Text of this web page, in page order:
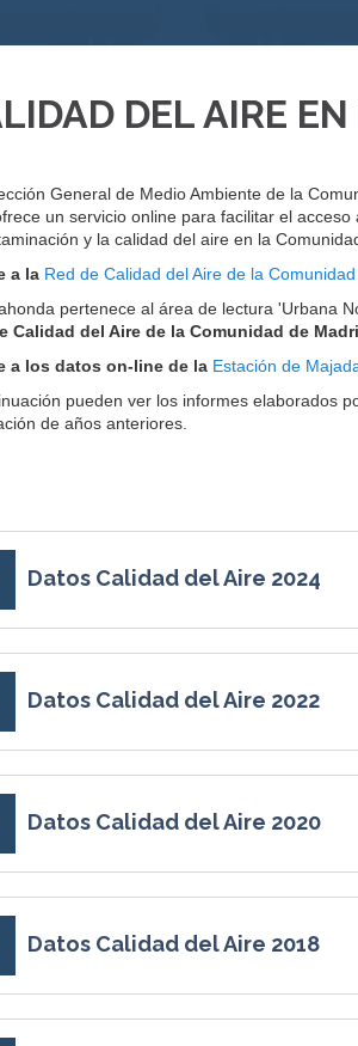
DEL AIRE
General de Medio Ambiente de la
un servicio online para facilitar el
y la calidad del aire en la
a la Red de Calidad del Aire de la
pertenece al área de lectura 'Urbana
Calidad del Aire de la Comunidad de
a los datos on-line de la Estación de
pueden ver los informes elaborados
de años anteriores.
Datos Calidad del Aire 2024
Datos Calidad del Aire 2022
Datos Calidad del Aire 2020
Datos Calidad del Aire 2018